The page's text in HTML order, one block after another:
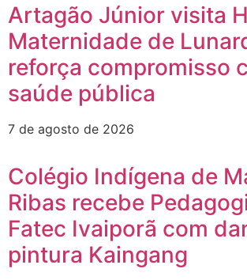
Artagão Júnior visita
Maternidade de
reforça compromisso
saúde pública
7 de agosto de 2026
Colégio Indígena de
Ribas recebe
Fatec Ivaiporã com
pintura Kaingang